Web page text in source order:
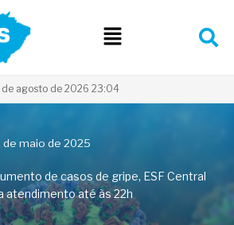
agosto de 2026 23:04
de maio de 2025
de casos de gripe, ESF Central
atendimento até às 22h